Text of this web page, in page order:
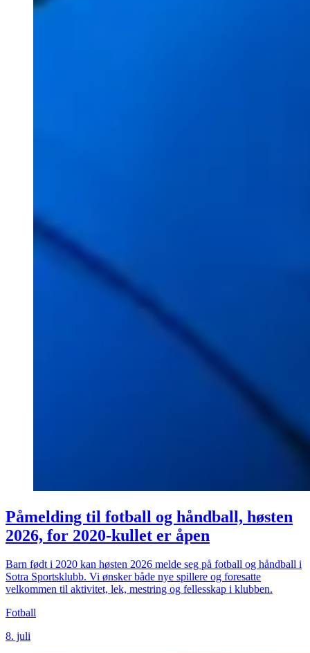
Påmelding til fotball og håndball, høsten
2026, for 2020-kullet er åpen
Barn født i 2020 kan høsten 2026 melde seg på fotball og håndball i
Sotra Sportsklubb. Vi ønsker både nye spillere og foresatte
velkommen til aktivitet, lek, mestring og fellesskap i klubben.
Fotball
8. juli